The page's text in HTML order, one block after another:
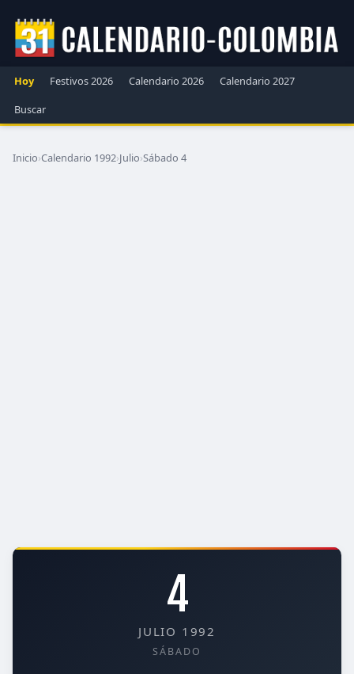
Hoy Festivos 2026 Calendario 2026
Calendario 2027
Buscar
Inicio›Calendario 1992›Julio›Sábado 4
4
JULIO 1992
SÁBADO